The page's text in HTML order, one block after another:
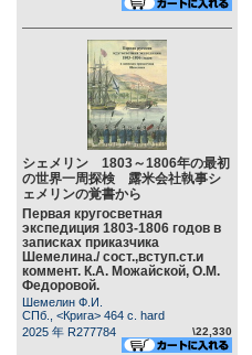
シェメリン 1803～1806年の最初
の世界一周探検 露米会社執事シ
ェメリンの覚書から
Первая кругосветная
экспедиция 1803-1806 годов в
записках приказчика
Шемелина./ сост.,вступ.ст.и
коммент. К.А. Можайской, О.М.
Федоровой.
Шемелин Ф.И.
СПб., <Крига> 464 c. hard
2025 年 R277784
\22,330